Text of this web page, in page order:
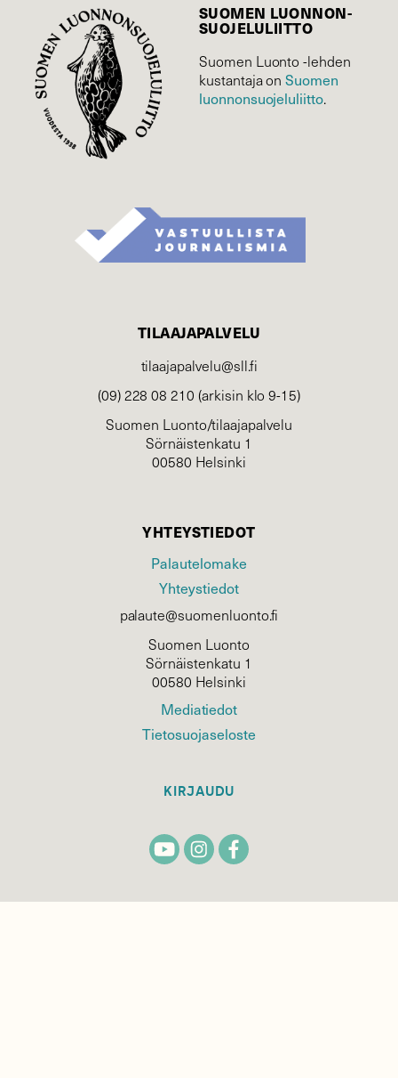
SUOMEN LUONNON­
SUOJELU­LIITTO
Suomen Luonto -lehden
kustantaja onSuomen
luonnonsuojelu­liitto.
TILAAJAPALVELU
tilaajapalvelu@sll.fi
(09) 228 08 210 (arkisin klo 9-15)
Suomen Luonto/tilaajapalvelu
Sörnäistenkatu 1
00580 Helsinki
YHTEYSTIEDOT
Palautelomake
Yhteystiedot
palaute@suomenluonto.fi
Suomen Luonto
Sörnäistenkatu 1
00580 Helsinki
Mediatiedot
Tietosuojaseloste
KIRJAUDU